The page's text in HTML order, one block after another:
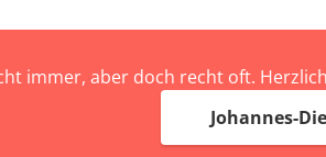
immer, aber doch recht oft.
Johannes-